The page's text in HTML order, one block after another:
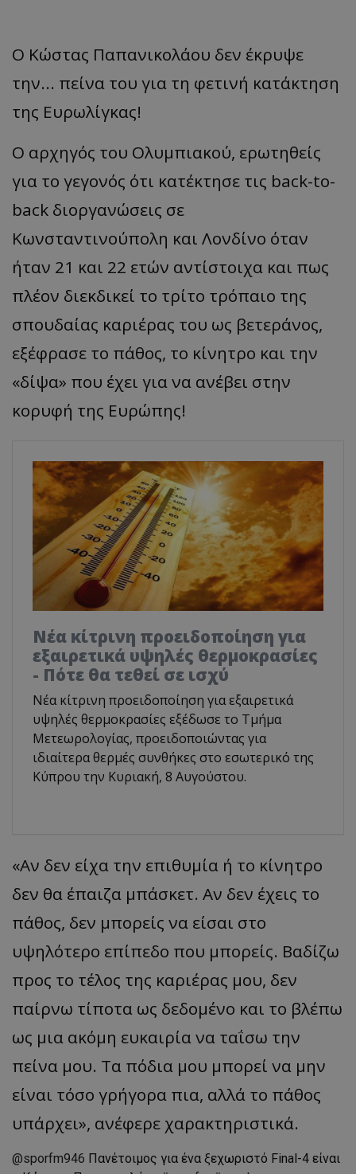
Ο Κώστας Παπανικολάου δεν έκρυψε
την... πείνα του για τη φετινή κατάκτηση
της Ευρωλίγκας!
Ο αρχηγός του Ολυμπιακού, ερωτηθείς
για το γεγονός ότι κατέκτησε τις back-to-
back διοργανώσεις σε
Κωνσταντινούπολη και Λονδίνο όταν
ήταν 21 και 22 ετών αντίστοιχα και πως
πλέον διεκδικεί το τρίτο τρόπαιο της
σπουδαίας καριέρας του ως βετεράνος,
εξέφρασε το πάθος, το κίνητρο και την
«δίψα» που έχει για να ανέβει στην
κορυφή της Ευρώπης!
Νέα κίτρινη προειδοποίηση για
εξαιρετικά υψηλές θερμοκρασίες
- Πότε θα τεθεί σε ισχύ
Νέα κίτρινη προειδοποίηση για εξαιρετικά
υψηλές θερμοκρασίες εξέδωσε το Τμήμα
Μετεωρολογίας, προειδοποιώντας για
ιδιαίτερα θερμές συνθήκες στο εσωτερικό της
Κύπρου την Κυριακή, 8 Αυγούστου.
«Αν δεν είχα την επιθυμία ή το κίνητρο
δεν θα έπαιζα μπάσκετ. Αν δεν έχεις το
πάθος, δεν μπορείς να είσαι στο
υψηλότερο επίπεδο που μπορείς. Βαδίζω
προς το τέλος της καριέρας μου, δεν
παίρνω τίποτα ως δεδομένο και το βλέπω
ως μια ακόμη ευκαιρία να ταΐσω την
πείνα μου. Τα πόδια μου μπορεί να μην
είναι τόσο γρήγορα πια, αλλά το πάθος
υπάρχει», ανέφερε χαρακτηριστικά.
@sporfm946 Πανέτοιμος για ένα ξεχωριστό Final-4 είναι